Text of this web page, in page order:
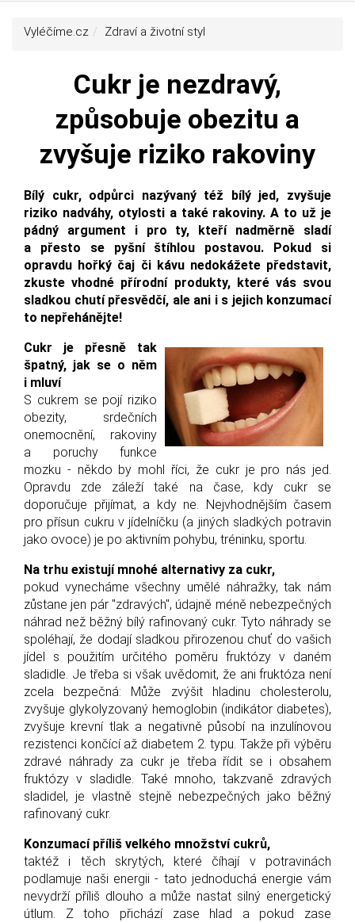
Vyléčíme.cz Zdraví a životní styl
Cukr je nezdravý,
způsobuje obezitu a
zvyšuje riziko rakoviny
Bílý cukr, odpůrci nazývaný též bílý jed, zvyšuje
riziko nadváhy, otylosti a také rakoviny. A to už je
pádný argument i pro ty, kteří nadměrně sladí
a přesto se pyšní štíhlou postavou. Pokud si
opravdu hořký čaj či kávu nedokážete představit,
zkuste vhodné přírodní produkty, které vás svou
sladkou chutí přesvědčí, ale ani i s jejich konzumací
to nepřehánějte!
Cukr je přesně tak
špatný, jak se o něm
i mluví
S cukrem se pojí riziko
obezity, srdečních
onemocnění, rakoviny
a poruchy funkce
mozku - někdo by mohl říci, že cukr je pro nás jed.
Opravdu zde záleží také na čase, kdy cukr se
doporučuje přijímat, a kdy ne. Nejvhodnějším časem
pro přísun cukru v jídelníčku (a jiných sladkých potravin
jako ovoce) je po aktivním pohybu, tréninku, sportu.
Na trhu existují mnohé alternativy za cukr,
pokud vynecháme všechny umělé náhražky, tak nám
zůstane jen pár "zdravých", údajně méně nebezpečných
náhrad než běžný bílý rafinovaný cukr. Tyto náhrady se
spoléhají, že dodají sladkou přirozenou chuť do vašich
jídel s použitím určitého poměru fruktózy v daném
sladidle. Je třeba si však uvědomit, že ani fruktóza není
zcela bezpečná: Může zvýšit hladinu cholesterolu,
zvyšuje glykolyzovaný hemoglobin (indikátor diabetes),
zvyšuje krevní tlak a negativně působí na inzulínovou
rezistenci končící až diabetem 2. typu. Takže při výběru
zdravé náhrady za cukr je třeba řídit se i obsahem
fruktózy v sladidle. Také mnoho, takzvaně zdravých
sladidel, je vlastně stejně nebezpečných jako běžný
rafinovaný cukr.
Konzumací příliš velkého množství cukrů,
taktéž i těch skrytých, které číhají v potravinách
podlamuje naši energii - tato jednoduchá energie vám
nevydrží příliš dlouho a může nastat silný energetický
útlum. Z toho přichází zase hlad a pokud zase